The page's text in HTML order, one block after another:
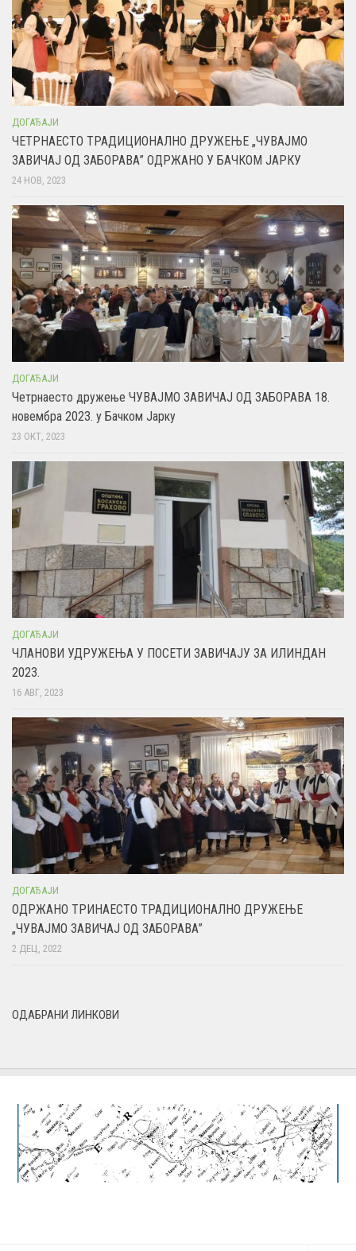
ДОГАЂАЈИ
ЧЕТРНАЕСТО ТРАДИЦИОНАЛНО ДРУЖЕЊЕ „ЧУВАЈМО
ЗАВИЧАЈ ОД ЗАБОРАВА” ОДРЖАНО У БАЧКОМ ЈАРКУ
24 НОВ, 2023
ДОГАЂАЈИ
Четрнаесто дружење ЧУВАЈМО ЗАВИЧАЈ ОД ЗАБОРАВА 18.
новембра 2023. у Бачком Јарку
23 ОКТ, 2023
ДОГАЂАЈИ
ЧЛАНОВИ УДРУЖЕЊА У ПОСЕТИ ЗАВИЧАЈУ ЗА ИЛИНДАН
2023.
16 АВГ, 2023
ДОГАЂАЈИ
ОДРЖАНО ТРИНАЕСТО ТРАДИЦИОНАЛНО ДРУЖЕЊЕ
„ЧУВАЈМО ЗАВИЧАЈ ОД ЗАБОРАВА”
2 ДЕЦ, 2022
ОДАБРАНИ ЛИНКОВИ